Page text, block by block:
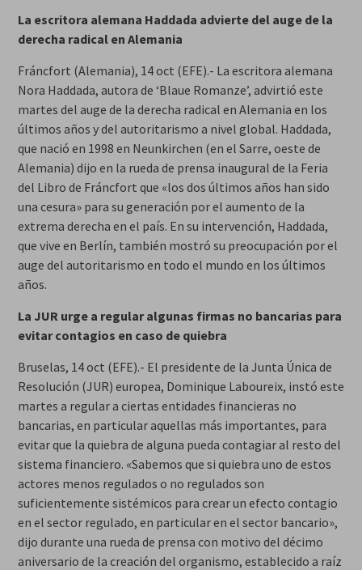
La escritora alemana Haddada advierte del auge de la
derecha radical en Alemania
Fráncfort (Alemania), 14 oct (EFE).- La escritora alemana
Nora Haddada, autora de ‘Blaue Romanze’, advirtió este
martes del auge de la derecha radical en Alemania en los
últimos años y del autoritarismo a nivel global. Haddada,
que nació en 1998 en Neunkirchen (en el Sarre, oeste de
Alemania) dijo en la rueda de prensa inaugural de la Feria
del Libro de Fráncfort que «los dos últimos años han sido
una cesura» para su generación por el aumento de la
extrema derecha en el país. En su intervención, Haddada,
que vive en Berlín, también mostró su preocupación por el
auge del autoritarismo en todo el mundo en los últimos
años.
La JUR urge a regular algunas firmas no bancarias para
evitar contagios en caso de quiebra
Bruselas, 14 oct (EFE).- El presidente de la Junta Única de
Resolución (JUR) europea, Dominique Laboureix, instó este
martes a regular a ciertas entidades financieras no
bancarias, en particular aquellas más importantes, para
evitar que la quiebra de alguna pueda contagiar al resto del
sistema financiero. «Sabemos que si quiebra uno de estos
actores menos regulados o no regulados son
suficientemente sistémicos para crear un efecto contagio
en el sector regulado, en particular en el sector bancario»,
dijo durante una rueda de prensa con motivo del décimo
aniversario de la creación del organismo, establecido a raíz